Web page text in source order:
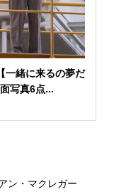
緒に来るの夢だ
写真6点...
ン・マクレガー